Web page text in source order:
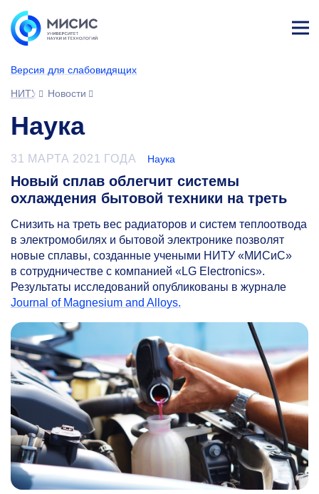
Версия для слабовидящих
НИТУ МИСИС
Новости
Наука
31 МАРТА 2021 ГОДА Наука
Новый сплав облегчит системы
охлаждения бытовой техники на треть
Снизить на треть вес радиаторов и систем теплоотвода
в электромобилях и бытовой электронике позволят
новые сплавы, созданные учеными НИТУ «МИСиС»
в сотрудничестве с компанией «LG Electronics».
Результаты исследований опубликованы в журнале
Journal of Magnesium and Alloys.